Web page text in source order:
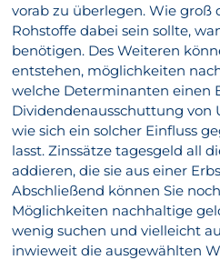
vorab zu überlegen. Wie
Rohstoffe dabei sein sollte,
benötigen. Des Weiteren
entstehen, möglichkeiten
welche Determinanten einen
Dividendenausschuttung
wie sich ein solcher Einfluss
lasst. Zinssätze tagesgeld all
addieren, die sie aus einer
Abschließend können Sie
Möglichkeiten nachhaltige
wenig suchen und vielleicht
inwieweit die ausgewählten